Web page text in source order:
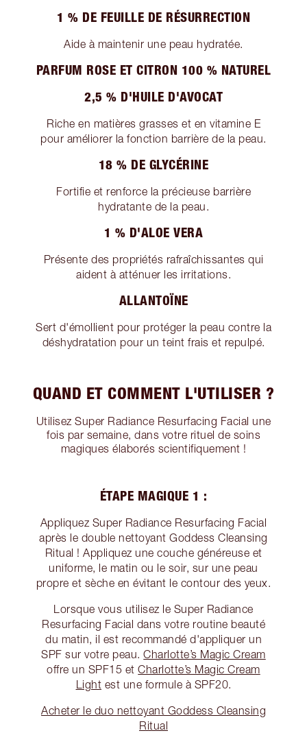
1 % DE FEUILLE DE RÉSURRECTION
Aide à maintenir une peau hydratée.
PARFUM ROSE ET CITRON 100 % NATUREL
2,5 % D'HUILE D'AVOCAT
Riche en matières grasses et en vitamine E
pour améliorer la fonction barrière de la peau.
18 % DE GLYCÉRINE
Fortifie et renforce la précieuse barrière
hydratante de la peau.
1 % D'ALOE VERA
Présente des propriétés rafraîchissantes qui
aident à atténuer les irritations.
ALLANTOÏNE
Sert d'émollient pour protéger la peau contre la
déshydratation pour un teint frais et repulpé.
QUAND ET COMMENT L'UTILISER ?
Utilisez Super Radiance Resurfacing Facial une
fois par semaine, dans votre rituel de soins
magiques élaborés scientifiquement !
ÉTAPE MAGIQUE 1 :
Appliquez Super Radiance Resurfacing Facial
après le double nettoyant Goddess Cleansing
Ritual ! Appliquez une couche généreuse et
uniforme, le matin ou le soir, sur une peau
propre et sèche en évitant le contour des yeux.
Lorsque vous utilisez le Super Radiance
Resurfacing Facial dans votre routine beauté
du matin, il est recommandé d'appliquer un
SPF sur votre peau.Charlotte’s Magic Cream
offre un SPF15 etCharlotte’s Magic Cream
Light est une formule à SPF20.
Acheter le duo nettoyant Goddess Cleansing
Ritual